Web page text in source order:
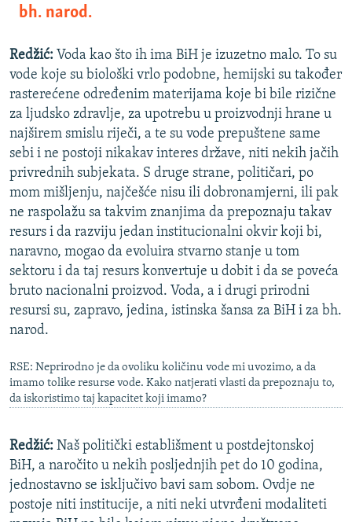
bh. narod.
Redžić: Voda kao što ih ima BiH je izuzetno malo. To su
vode koje su biološki vrlo podobne, hemijski su također
rasterećene određenim materijama koje bi bile rizične
za ljudsko zdravlje, za upotrebu u proizvodnji hrane u
najširem smislu riječi, a te su vode prepuštene same
sebi i ne postoji nikakav interes države, niti nekih jačih
privrednih subjekata. S druge strane, političari, po
mom mišljenju, najčešće nisu ili dobronamjerni, ili pak
ne raspolažu sa takvim znanjima da prepoznaju takav
resurs i da razviju jedan institucionalni okvir koji bi,
naravno, mogao da evoluira stvarno stanje u tom
sektoru i da taj resurs konvertuje u dobit i da se poveća
bruto nacionalni proizvod. Voda, a i drugi prirodni
resursi su, zapravo, jedina, istinska šansa za BiH i za bh.
narod.
RSE: Neprirodno je da ovoliku količinu vode mi uvozimo, a da
imamo tolike resurse vode. Kako natjerati vlasti da prepoznaju to,
da iskoristimo taj kapacitet koji imamo?
Redžić: Naš politički establišment u postdejtonskoj
BiH, a naročito u nekih posljednjih pet do 10 godina,
jednostavno se isključivo bavi sam sobom. Ovdje ne
postoje niti institucije, a niti neki utvrđeni modaliteti